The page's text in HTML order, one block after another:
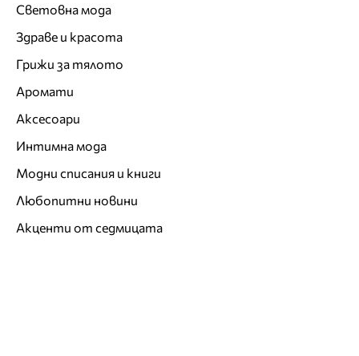
Световна мода
Здраве и красота
Грижи за тялото
Аромати
Аксесоари
Интимна мода
Модни списания и книги
Любопитни новини
Акценти от седмицата